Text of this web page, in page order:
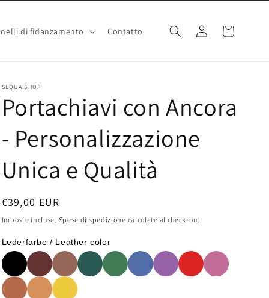
di fidanzamento Contatto Accedi Carrello
SEQUA.SHOP
Portachiavi con Ancora
- Personalizzazione
Unica e Qualità
Prezzo
di
€39,00 EUR
Imposte incluse. Spese di spedizione calcolate al check-out.
Lederfarbe / Leather color